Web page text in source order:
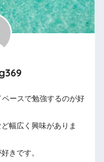
ースで勉強するのが好
幅広く興味がありま
きです。